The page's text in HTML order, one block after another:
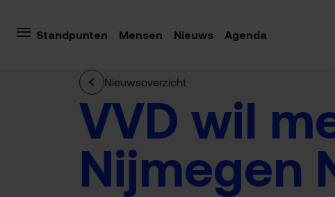
Standpunten Mensen Nieuws Agenda
Nieuwsoverzicht
VVD wil
Nijmegen